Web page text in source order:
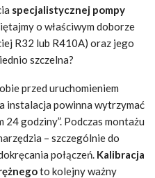
specjalistycznej pompy
o właściwym doborze
R32 lub R410A) oraz jego
szczelna?
przed uruchomieniem
instalacja powinna wytrzymać
24 godziny”. Podczas montażu
– szczególnie do
połączeń. Kalibracja
to kolejny ważny